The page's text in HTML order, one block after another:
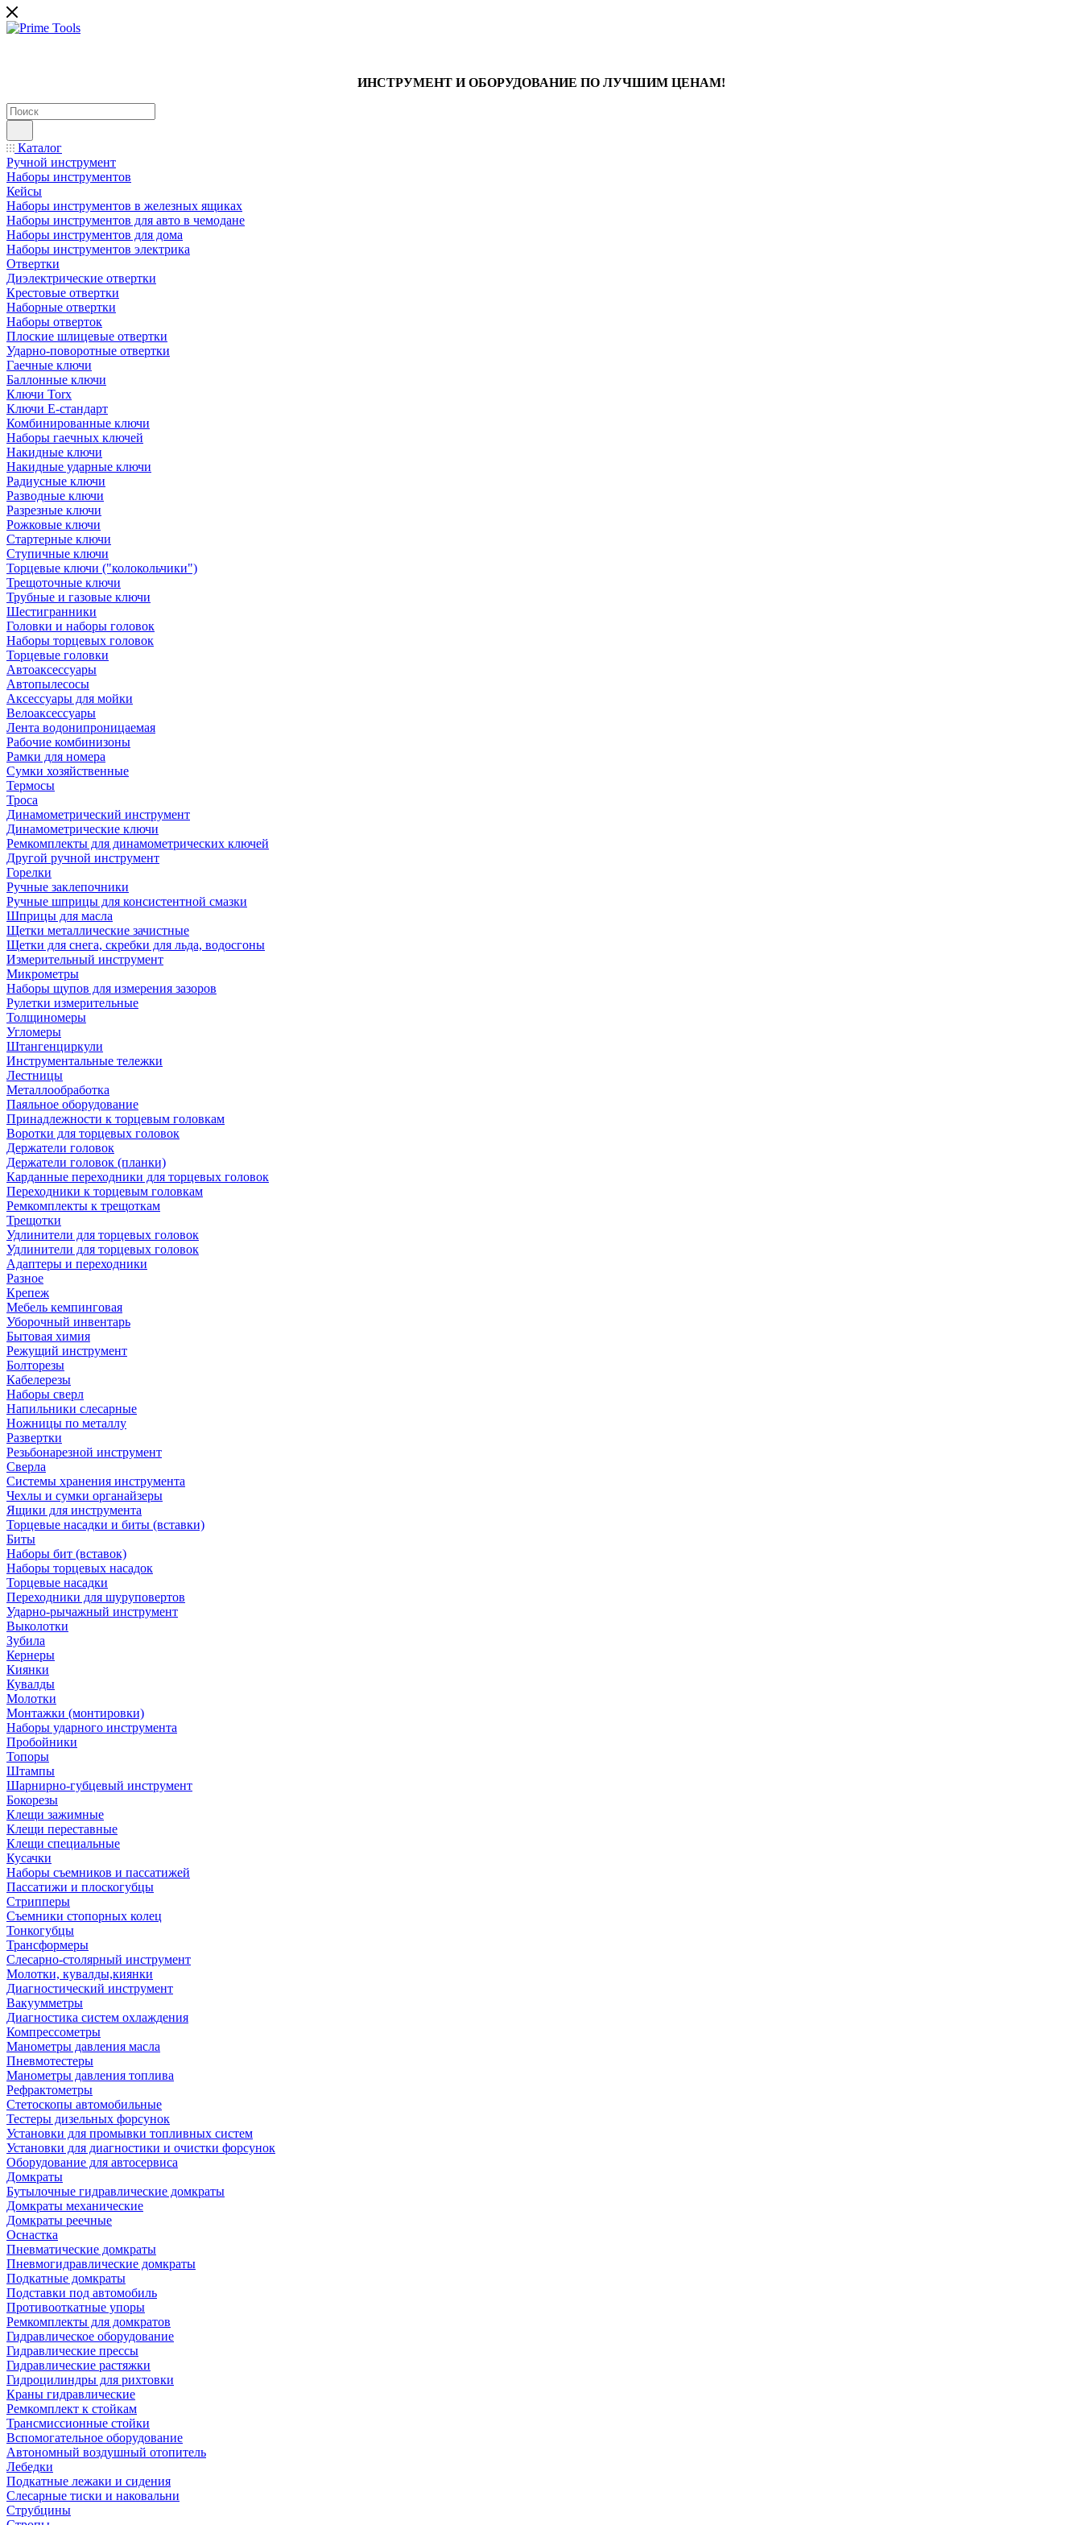
ИНСТРУМЕНТ И ОБОРУДОВАНИЕ ПО ЛУЧШИМ ЦЕНАМ!
Каталог
Ручной инструмент
Наборы инструментов
Кейсы
Наборы инструментов в железных ящиках
Наборы инструментов для авто в чемодане
Наборы инструментов для дома
Наборы инструментов электрика
Отвертки
Диэлектрические отвертки
Крестовые отвертки
Наборные отвертки
Наборы отверток
Плоские шлицевые отвертки
Ударно-поворотные отвертки
Гаечные ключи
Баллонные ключи
Ключи Torx
Ключи Е-стандарт
Комбинированные ключи
Наборы гаечных ключей
Накидные ключи
Накидные ударные ключи
Радиусные ключи
Разводные ключи
Разрезные ключи
Рожковые ключи
Стартерные ключи
Ступичные ключи
Торцевые ключи ("колокольчики")
Трещоточные ключи
Трубные и газовые ключи
Шестигранники
Головки и наборы головок
Наборы торцевых головок
Торцевые головки
Автоаксессуары
Автопылесосы
Аксессуары для мойки
Велоаксессуары
Лента водонипроницаемая
Рабочие комбинизоны
Рамки для номера
Сумки хозяйственные
Термосы
Троса
Динамометрический инструмент
Динамометрические ключи
Ремкомплекты для динамометрических ключей
Другой ручной инструмент
Горелки
Ручные заклепочники
Ручные шприцы для консистентной смазки
Шприцы для масла
Щетки металлические зачистные
Щетки для снега, скребки для льда, водосгоны
Измерительный инструмент
Микрометры
Наборы щупов для измерения зазоров
Рулетки измерительные
Толщиномеры
Угломеры
Штангенциркули
Инструментальные тележки
Лестницы
Металлообработка
Паяльное оборудование
Принадлежности к торцевым головкам
Воротки для торцевых головок
Держатели головок
Держатели головок (планки)
Карданные переходники для торцевых головок
Переходники к торцевым головкам
Ремкомплекты к трещоткам
Трещотки
Удлинители для торцевых головок
Удлинители для торцевых головок
Адаптеры и переходники
Разное
Крепеж
Мебель кемпинговая
Уборочный инвентарь
Бытовая химия
Режущий инструмент
Болторезы
Кабелерезы
Наборы сверл
Напильники слесарные
Ножницы по металлу
Развертки
Резьбонарезной инструмент
Сверла
Системы хранения инструмента
Чехлы и сумки органайзеры
Ящики для инструмента
Торцевые насадки и биты (вставки)
Биты
Наборы бит (вставок)
Наборы торцевых насадок
Торцевые насадки
Переходники для шуруповертов
Ударно-рычажный инструмент
Выколотки
Зубила
Кернеры
Киянки
Кувалды
Молотки
Монтажки (монтировки)
Наборы ударного инструмента
Пробойники
Топоры
Штампы
Шарнирно-губцевый инструмент
Бокорезы
Клещи зажимные
Клещи переставные
Клещи специальные
Кусачки
Наборы съемников и пассатижей
Пассатижи и плоскогубцы
Стрипперы
Съемники стопорных колец
Тонкогубцы
Трансформеры
Слесарно-столярный инструмент
Молотки, кувалды,киянки
Диагностический инструмент
Вакуумметры
Диагностика систем охлаждения
Компрессометры
Манометры давления масла
Пневмотестеры
Манометры давления топлива
Рефрактометры
Стетоскопы автомобильные
Тестеры дизельных форсунок
Установки для промывки топливных систем
Установки для диагностики и очистки форсунок
Оборудование для автосервиса
Домкраты
Бутылочные гидравлические домкраты
Домкраты механические
Домкраты реечные
Оснастка
Пневматические домкраты
Пневмогидравлические домкраты
Подкатные домкраты
Подставки под автомобиль
Противооткатные упоры
Ремкомплекты для домкратов
Гидравлическое оборудование
Гидравлические прессы
Гидравлические растяжки
Гидроцилиндры для рихтовки
Краны гидравлические
Ремкомплект к стойкам
Трансмиссионные стойки
Вспомогательное оборудование
Автономный воздушный отопитель
Лебедки
Подкатные лежаки и сидения
Слесарные тиски и наковальни
Струбцины